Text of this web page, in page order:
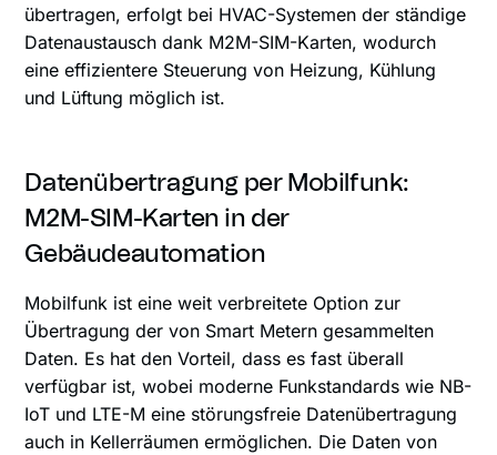
übertragen, erfolgt bei HVAC-Systemen der ständige
Datenaustausch dank M2M-SIM-Karten, wodurch
eine effizientere Steuerung von Heizung, Kühlung
und Lüftung möglich ist.
Datenübertragung per Mobilfunk:
M2M-SIM-Karten in der
Gebäudeautomation
Mobilfunk ist eine weit verbreitete Option zur
Übertragung der von Smart Metern gesammelten
Daten. Es hat den Vorteil, dass es fast überall
verfügbar ist, wobei moderne Funkstandards wie NB-
IoT und LTE-M eine störungsfreie Datenübertragung
auch in Kellerräumen ermöglichen. Die Daten von